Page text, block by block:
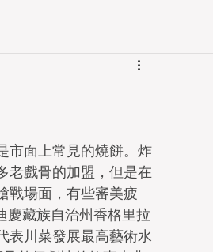
市面上常見的燒餅。炸
老戲骨的加盟，但是在
戰場面，有些審美疲
慶藏族自治州香格里拉
表川菜發展最高藝術水